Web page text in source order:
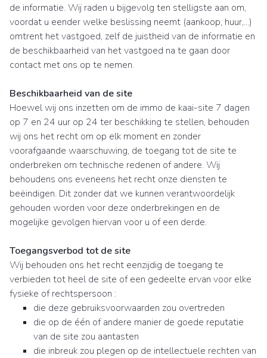
de informatie. Wij raden u bijgevolg ten stelligste aan om,
voordat u eender welke beslissing neemt (aankoop, huur,...)
omtrent het vastgoed, zelf de juistheid van de informatie en
de beschikbaarheid van het vastgoed na te gaan door
contact met ons op te nemen.
Beschikbaarheid van de site
Hoewel wij ons inzetten om de immo de kaai-site 7 dagen
op 7 en 24 uur op 24 ter beschikking te stellen, behouden
wij ons het recht om op elk moment en zonder
voorafgaande waarschuwing, de toegang tot de site te
onderbreken om technische redenen of andere. Wij
behoudens ons eveneens het recht onze diensten te
beëindigen. Dit zonder dat we kunnen verantwoordelijk
gehouden worden voor deze onderbrekingen en de
mogelijke gevolgen hiervan voor u of een derde.
Toegangsverbod tot de site
Wij behouden ons het recht eenzijdig de toegang te
verbieden tot heel de site of een gedeelte ervan voor elke
fysieke of rechtspersoon :
die deze gebruiksvoorwaarden zou overtreden
die op de één of andere manier de goede reputatie
van de site zou aantasten
die inbreuk zou plegen op de intellectuele rechten van